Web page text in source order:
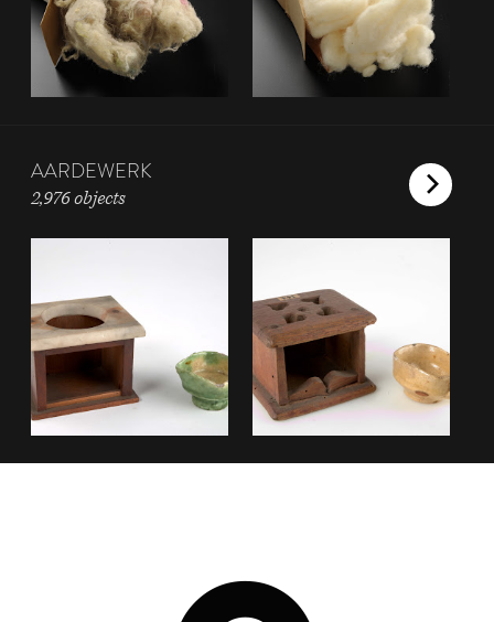
AARDEWERK
2,976 objects